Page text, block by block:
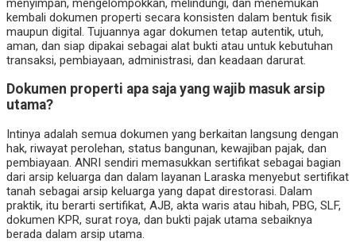
menyimpan, mengelompokkan, melindungi, dan menemukan
kembali dokumen properti secara konsisten dalam bentuk fisik
maupun digital. Tujuannya agar dokumen tetap autentik, utuh,
aman, dan siap dipakai sebagai alat bukti atau untuk kebutuhan
transaksi, pembiayaan, administrasi, dan keadaan darurat.
Dokumen properti apa saja yang wajib masuk arsip
utama?
Intinya adalah semua dokumen yang berkaitan langsung dengan
hak, riwayat perolehan, status bangunan, kewajiban pajak, dan
pembiayaan. ANRI sendiri memasukkan sertifikat sebagai bagian
dari arsip keluarga dan dalam layanan Laraska menyebut sertifikat
tanah sebagai arsip keluarga yang dapat direstorasi. Dalam
praktik, itu berarti sertifikat, AJB, akta waris atau hibah, PBG, SLF,
dokumen KPR, surat roya, dan bukti pajak utama sebaiknya
berada dalam arsip utama.